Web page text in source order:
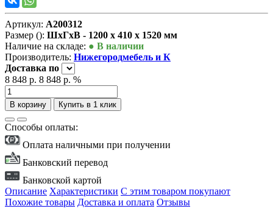
Артикул: А200312
Размер (): ШxГxВ - 1200 x 410 x 1520 мм
Наличие на складе: ● В наличии
Производитель: Нижегородмебель и К
Доставка по
8 848 р. 8 848 р. %
В корзину Купить в 1 клик
Способы оплаты:
Оплата наличными при получении
Банковский перевод
Банковской картой
Описание Характеристики С этим товаром покупают
Похожие товары Доставка и оплата Отзывы